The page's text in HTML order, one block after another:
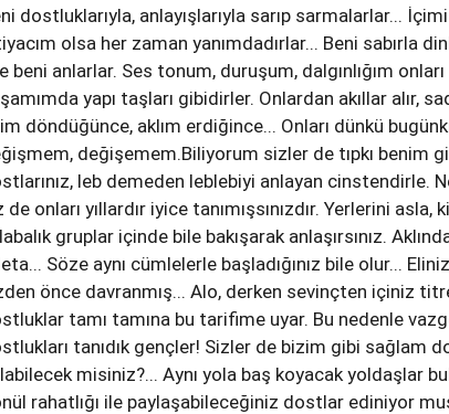
dostluklarıyla, anlayışlarıyla sarıp sarmalarlar...
olsa her zaman yanımdadırlar... Beni sabırla
beni anlarlar. Ses tonum, duruşum, dalgınlığım onları
yapı taşları gibidirler. Onlardan akıllar alır,
döndüğünce, aklım erdiğince... Onları dünkü
değişemem.Biliyorum sizler de tıpkı benim
leb demeden leblebiyi anlayan cinstendirle.
de onları yıllardır iyice tanımışsınızdır. Yerlerini
gruplar içinde bile bakışarak anlaşırsınız.
Söze aynı cümlelerle başladığınız bile olur...
önce davranmış... Alo, derken sevinçten içiniz
tamı tamına bu tarifime uyar. Bu nedenle
tanıdık gençler! Sizler de bizim gibi sağlam
misiniz?... Aynı yola baş koyacak yoldaşlar
rahatlığı ile paylaşabileceğiniz dostlar ediniyor